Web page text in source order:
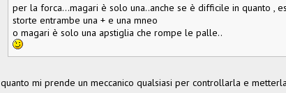
per la forca...magari è solo una..anche se è difficile in quanto ,
storte entrambe una + e una mneo
o magari è solo una apstiglia che rompe le palle..
quanto mi prende un meccanico qualsiasi per controllarla e